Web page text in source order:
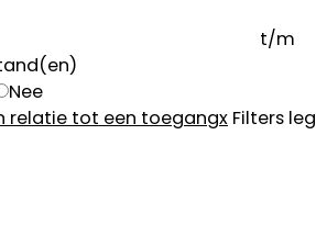
t/m
Nee
relatie tot een toegangx Filters